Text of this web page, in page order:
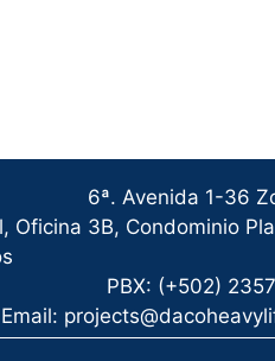
6ª. Avenida 1-36
Oficina 3B, Condominio
PBX: (+502)
Email: